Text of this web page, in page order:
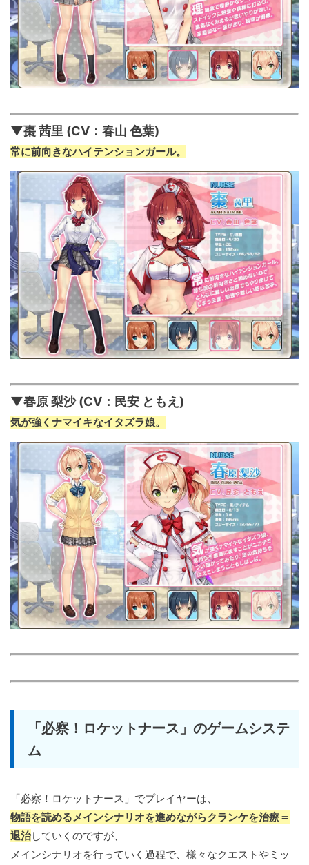
▼棗 茜里 (CV：春山 色葉)
常に前向きなハイテンションガール。
▼春原 梨沙 (CV：民安 ともえ)
気が強くナマイキなイタズラ娘。
「必察！ロケットナース」のゲームシステ
ム
「必察！ロケットナース」でプレイヤーは、
物語を読めるメインシナリオを進めながらクランケを治療＝
退治していくのですが、
メインシナリオを行っていく過程で、様々なクエストやミッ